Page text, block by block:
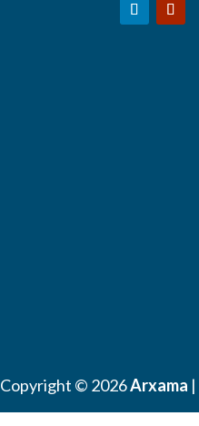
Copyright © 2026Arxama |